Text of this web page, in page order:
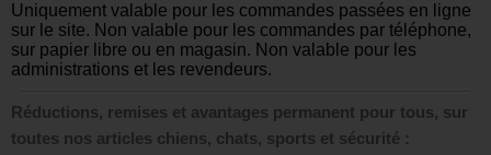
Uniquement valable pour les commandes passées en ligne
sur le site. Non valable pour les commandes par téléphone,
sur papier libre ou en magasin. Non valable pour les
administrations et les revendeurs.
Réductions, remises et avantages permanent pour tous, sur
toutes nos articles chiens, chats, sports et sécurité :